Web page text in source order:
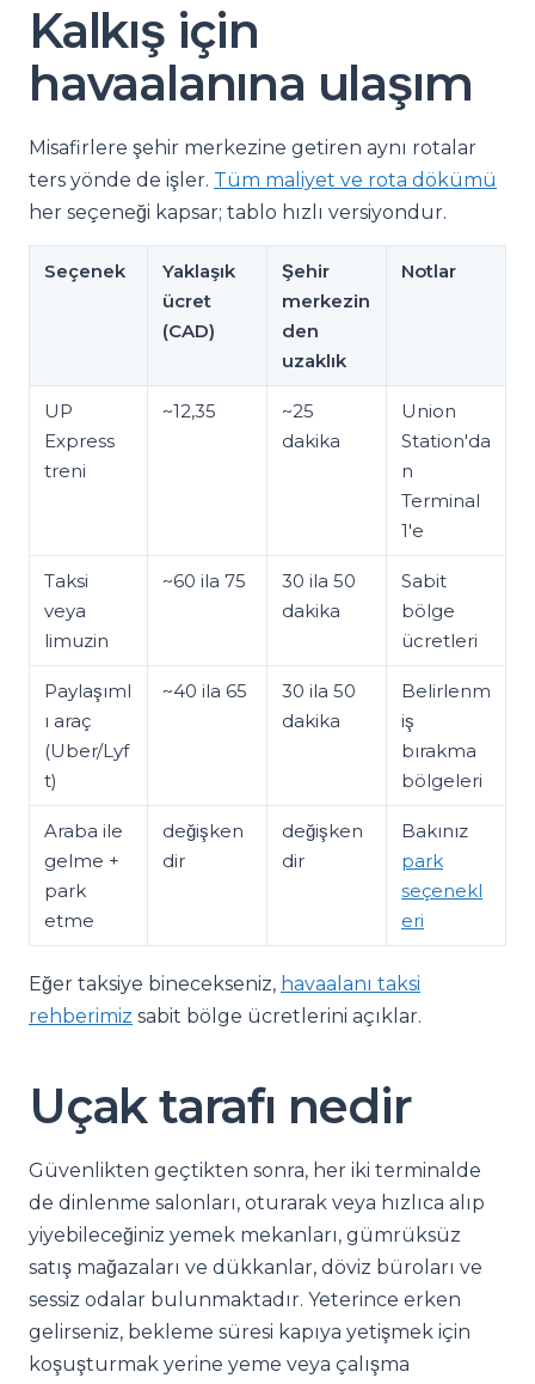
Kalkış için
havaalanına ulaşım
Misafirlere şehir merkezine getiren aynı rotalar
ters yönde de işler. Tüm maliyet ve rota dökümü
her seçeneği kapsar; tablo hızlı versiyondur.
Seçenek
Yaklaşık
ücret
(CAD)
Şehir
merkezin
den
uzaklık
Notlar
UP
Express
treni
~12,35
~25
dakika
Union
Station'da
n
Terminal
1'e
Taksi
veya
limuzin
~60 ila 75
30 ila 50
dakika
Sabit
bölge
ücretleri
Paylaşıml
ı araç
(Uber/Lyf
t)
~40 ila 65
30 ila 50
dakika
Belirlenm
iş
bırakma
bölgeleri
Araba ile
gelme +
park
etme
değişken
dir
değişken
dir
Bakınız
park
seçenekl
eri
Eğer taksiye binecekseniz, havaalanı taksi
rehberimiz sabit bölge ücretlerini açıklar.
Uçak tarafı nedir
Güvenlikten geçtikten sonra, her iki terminalde
de dinlenme salonları, oturarak veya hızlıca alıp
yiyebileceğiniz yemek mekanları, gümrüksüz
satış mağazaları ve dükkanlar, döviz büroları ve
sessiz odalar bulunmaktadır. Yeterince erken
gelirseniz, bekleme süresi kapıya yetişmek için
koşuşturmak yerine yeme veya çalışma